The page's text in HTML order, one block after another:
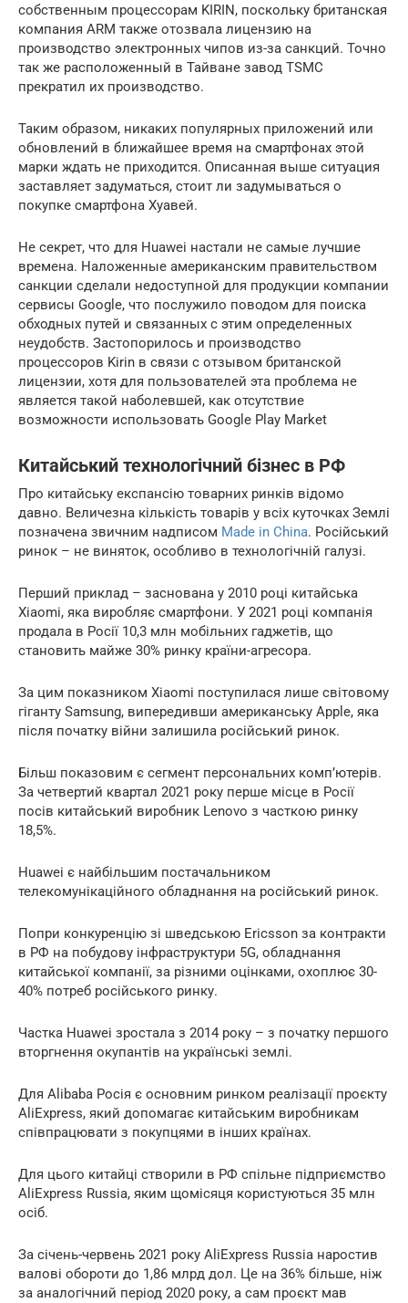
собственным процессорам KIRIN, поскольку британская
компания ARM также отозвала лицензию на
производство электронных чипов из-за санкций. Точно
так же расположенный в Тайване завод TSMC
прекратил их производство.
Таким образом, никаких популярных приложений или
обновлений в ближайшее время на смартфонах этой
марки ждать не приходится. Описанная выше ситуация
заставляет задуматься, стоит ли задумываться о
покупке смартфона Хуавей.
Не секрет, что для Huawei настали не самые лучшие
времена. Наложенные американским правительством
санкции сделали недоступной для продукции компании
сервисы Google, что послужило поводом для поиска
обходных путей и связанных с этим определенных
неудобств. Застопорилось и производство
процессоров Kirin в связи с отзывом британской
лицензии, хотя для пользователей эта проблема не
является такой наболевшей, как отсутствие
возможности использовать Google Play Market
Китайський технологічний бізнес в РФ
Про китайську експансію товарних ринків відомо
давно. Величезна кількість товарів у всіх куточках Землі
позначена звичним надписом Made in China. Російський
ринок – не виняток, особливо в технологічній галузі.
Перший приклад – заснована у 2010 році китайська
Xiaomi, яка виробляє смартфони. У 2021 році компанія
продала в Росії 10,3 млн мобільних гаджетів, що
становить майже 30% ринку країни-агресора.
За цим показником Xiaomi поступилася лише світовому
гіганту Samsung, випередивши американську Apple, яка
після початку війни залишила російський ринок.
Більш показовим є сегмент персональних комп’ютерів.
За четвертий квартал 2021 року перше місце в Росії
посів китайський виробник Lenovo з часткою ринку
18,5%.
Huawei є найбільшим постачальником
телекомунікаційного обладнання на російський ринок.
Попри конкуренцію зі шведською Ericsson за контракти
в РФ на побудову інфраструктури 5G, обладнання
китайської компанії, за різними оцінками, охоплює 30-
40% потреб російського ринку.
Частка Huawei зростала з 2014 року – з початку першого
вторгнення окупантів на українські землі.
Для Alibaba Росія є основним ринком реалізації проєкту
AliExpress, який допомагає китайським виробникам
співпрацювати з покупцями в інших країнах.
Для цього китайці створили в РФ спільне підприємство
AliExpress Russia, яким щомісяця користуються 35 млн
осіб.
За січень-червень 2021 року AliExpress Russia наростив
валові обороти до 1,86 млрд дол. Це на 36% більше, ніж
за аналогічний період 2020 року, а сам проєкт мав